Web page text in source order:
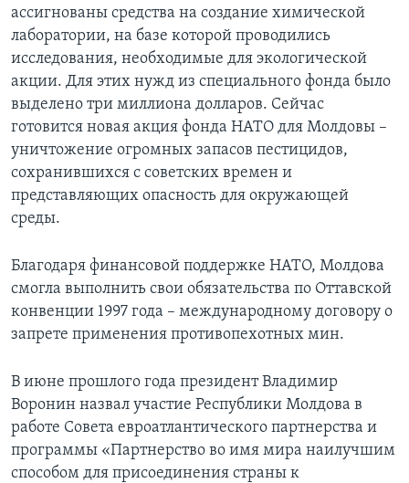
ассигнованы средства на создание химической
лаборатории, на базе которой проводились
исследования, необходимые для экологической
акции. Для этих нужд из специального фонда было
выделено три миллиона долларов. Сейчас
готовится новая акция фонда НАТО для Молдовы –
уничтожение огромных запасов пестицидов,
сохранившихся с советских времен и
представляющих опасность для окружающей
среды.
Благодаря финансовой поддержке НАТО, Молдова
смогла выполнить свои обязательства по Оттавской
конвенции 1997 года – международному договору о
запрете применения противопехотных мин.
В июне прошлого года президент Владимир
Воронин назвал участие Республики Молдова в
работе Совета евроатлантического партнерства и
программы «Партнерство во имя мира наилучшим
способом для присоединения страны к